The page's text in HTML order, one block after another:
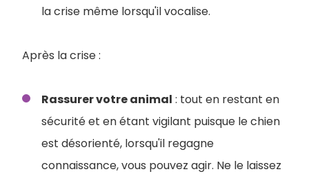
la crise même lorsqu'il vocalise.
Après la crise :
Rassurer votre animal : tout en restant en
sécurité et en étant vigilant puisque le chien
est désorienté, lorsqu'il regagne
connaissance, vous pouvez agir. Ne le laissez